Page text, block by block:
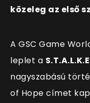
közeleg az első
A GSC Game
leplet a
nagyszabású
of Hope címet